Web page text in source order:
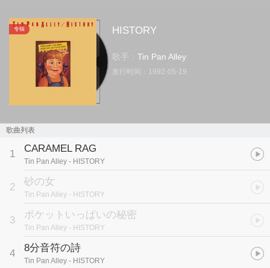
专辑 HISTORY
歌手： Tin Pan Alley
发行时间： 1992-05-19
歌曲列表
1 CARAMEL RAG
Tin Pan Alley - HISTORY
2 砂の女
Tin Pan Alley - HISTORY
3 ポケットいっぱいの秘密
Tin Pan Alley - HISTORY
4 8分音符の詩
Tin Pan Alley - HISTORY